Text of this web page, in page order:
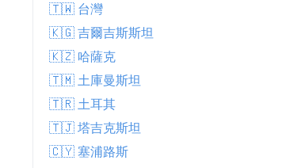
🇹🇼 台灣
🇰🇬 吉爾吉斯斯坦
🇰🇿 哈薩克
🇹🇲 土庫曼斯坦
🇹🇷 土耳其
🇹🇯 塔吉克斯坦
🇨🇾 塞浦路斯